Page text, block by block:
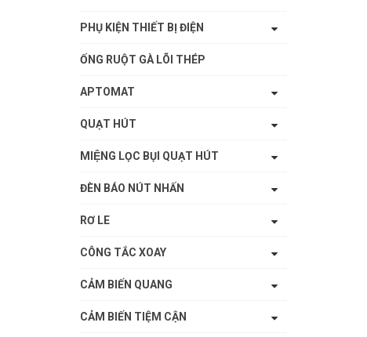
PHỤ KIỆN THIẾT BỊ ĐIỆN
ỐNG RUỘT GÀ LÕI THÉP
APTOMAT
QUẠT HÚT
MIỆNG LỌC BỤI QUẠT HÚT
ĐÈN BÁO NÚT NHẤN
RƠ LE
CÔNG TẮC XOAY
CẢM BIẾN QUANG
CẢM BIẾN TIỆM CẬN